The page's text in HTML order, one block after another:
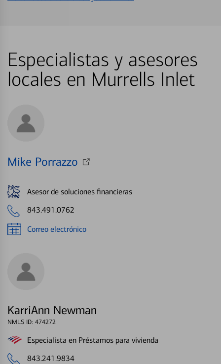
Especialistas y asesores
locales en Murrells Inlet
Mike Porrazzo
Asesor de soluciones financieras
843.491.0762
Correo electrónico
KarriAnn Newman
NMLS ID: 474272
Especialista en Préstamos para vivienda
843.241.9834